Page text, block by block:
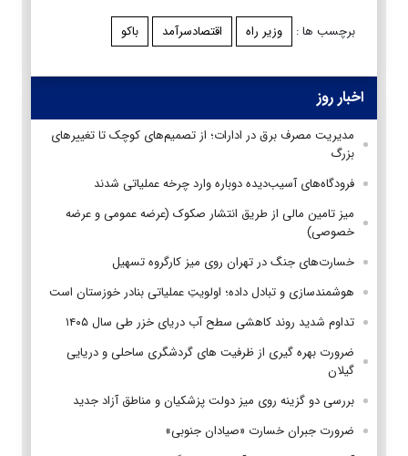
برچسب ها : وزیر راه اقتصادسرآمد باکو
اخبار روز
مدیریت مصرف برق در ادارات؛ از تصمیم‌های کوچک تا تغییرهای
بزرگ
فرودگاه‌های آسیب‌دیده دوباره وارد چرخه عملیاتی شدند
میز تامین مالی از طریق انتشار صکوک (عرضه عمومی و عرضه
خصوصی)
خسارت‌های جنگ در تهران روی میز کارگروه تسهیل
هوشمندسازی و تبادل داده؛ اولویتِ عملیاتی بنادر خوزستان است
تداوم شدید روند کاهشی سطح آب دریای خزر طی سال ۱۴۰۵
ضرورت بهره گیری از ظرفیت های گردشگری ساحلی و دریایی
گیلان
بررسی دو گزینه روی میز دولت پزشکیان و مناطق آزاد جدید
ضرورت جبران خسارت «صیادان جنوبی»